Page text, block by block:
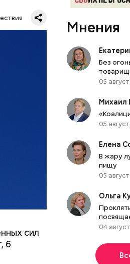
сил
6
дома в
Мнения
Без
05
Михаил
05
Елена
В жару
пищу
05
Ольга
04